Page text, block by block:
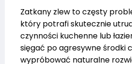
Zatkany zlew to częsty
który potrafi skutecznie
czynności kuchenne lub
sięgać po agresywne środki
wypróbować naturalne